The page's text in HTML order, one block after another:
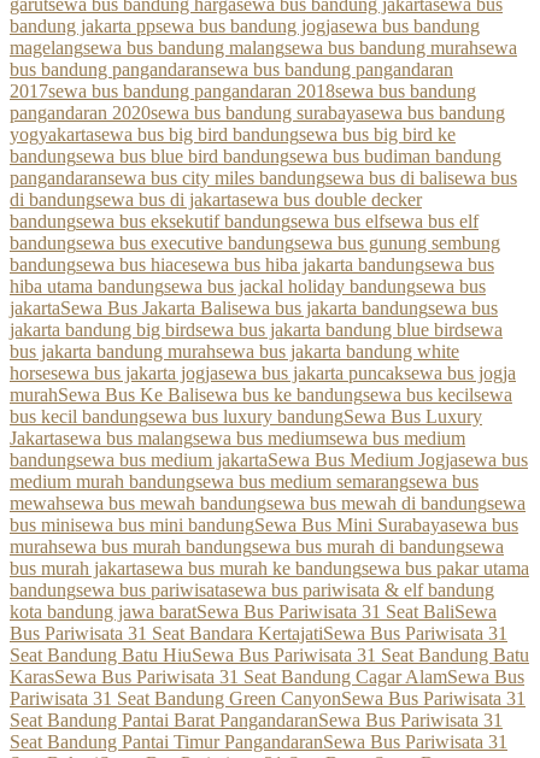
garutsewa bus bandung hargasewa bus bandung jakartasewa bus
bandung jakarta ppsewa bus bandung jogjasewa bus bandung
magelangsewa bus bandung malangsewa bus bandung murahsewa
bus bandung pangandaransewa bus bandung pangandaran
2017sewa bus bandung pangandaran 2018sewa bus bandung
pangandaran 2020sewa bus bandung surabayasewa bus bandung
yogyakartasewa bus big bird bandungsewa bus big bird ke
bandungsewa bus blue bird bandungsewa bus budiman bandung
pangandaransewa bus city miles bandungsewa bus di balisewa bus
di bandungsewa bus di jakartasewa bus double decker
bandungsewa bus eksekutif bandungsewa bus elfsewa bus elf
bandungsewa bus executive bandungsewa bus gunung sembung
bandungsewa bus hiacesewa bus hiba jakarta bandungsewa bus
hiba utama bandungsewa bus jackal holiday bandungsewa bus
jakartaSewa Bus Jakarta Balisewa bus jakarta bandungsewa bus
jakarta bandung big birdsewa bus jakarta bandung blue birdsewa
bus jakarta bandung murahsewa bus jakarta bandung white
horsesewa bus jakarta jogjasewa bus jakarta puncaksewa bus jogja
murahSewa Bus Ke Balisewa bus ke bandungsewa bus kecilsewa
bus kecil bandungsewa bus luxury bandungSewa Bus Luxury
Jakartasewa bus malangsewa bus mediumsewa bus medium
bandungsewa bus medium jakartaSewa Bus Medium Jogjasewa bus
medium murah bandungsewa bus medium semarangsewa bus
mewahsewa bus mewah bandungsewa bus mewah di bandungsewa
bus minisewa bus mini bandungSewa Bus Mini Surabayasewa bus
murahsewa bus murah bandungsewa bus murah di bandungsewa
bus murah jakartasewa bus murah ke bandungsewa bus pakar utama
bandungsewa bus pariwisatasewa bus pariwisata & elf bandung
kota bandung jawa baratSewa Bus Pariwisata 31 Seat BaliSewa
Bus Pariwisata 31 Seat Bandara KertajatiSewa Bus Pariwisata 31
Seat Bandung Batu HiuSewa Bus Pariwisata 31 Seat Bandung Batu
KarasSewa Bus Pariwisata 31 Seat Bandung Cagar AlamSewa Bus
Pariwisata 31 Seat Bandung Green CanyonSewa Bus Pariwisata 31
Seat Bandung Pantai Barat PangandaranSewa Bus Pariwisata 31
Seat Bandung Pantai Timur PangandaranSewa Bus Pariwisata 31